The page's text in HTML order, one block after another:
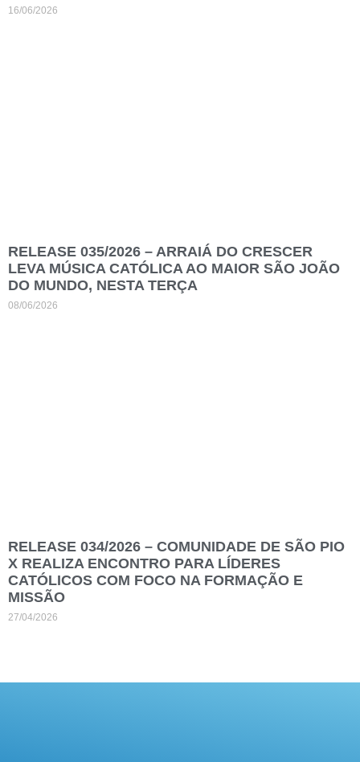
16/06/2026
RELEASE 035/2026 – ARRAIÁ DO CRESCER
LEVA MÚSICA CATÓLICA AO MAIOR SÃO JOÃO
DO MUNDO, NESTA TERÇA
08/06/2026
RELEASE 034/2026 – COMUNIDADE DE SÃO PIO
X REALIZA ENCONTRO PARA LÍDERES
CATÓLICOS COM FOCO NA FORMAÇÃO E
MISSÃO
27/04/2026